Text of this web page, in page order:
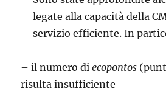
legate alla capacità della
servizio efficiente. In
– il numero diecopontos
risulta insufficiente